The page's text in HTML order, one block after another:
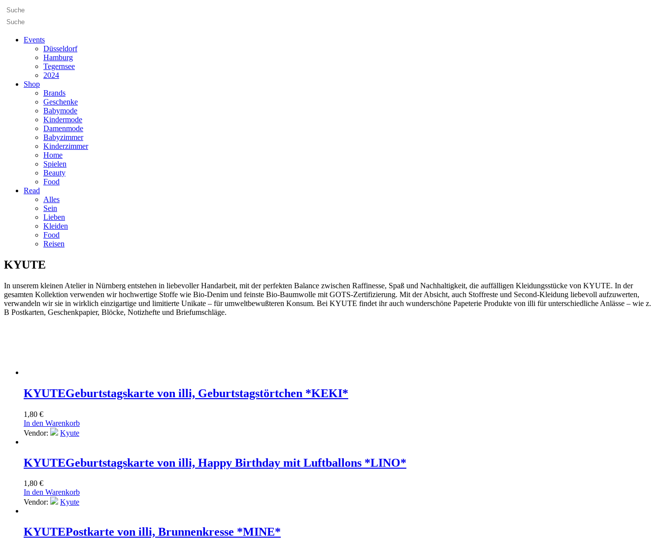
Events
Düsseldorf
Hamburg
Tegernsee
2024
Shop
Brands
Geschenke
Babymode
Kindermode
Damenmode
Babyzimmer
Kinderzimmer
Home
Spielen
Beauty
Food
Read
Alles
Sein
Lieben
Kleiden
Food
Reisen
KYUTE
In unserem kleinen Atelier in Nürnberg entstehen in liebevoller Handarbeit, mit der perfekten Balance zwischen Raffinesse, Spaß und Nachhaltigkeit, die auffälligen Kleidungsstücke von KYUTE. In der
gesamten Kollektion verwenden wir hochwertige Stoffe wie Bio-Denim und feinste Bio-Baumwolle mit GOTS-Zertifizierung. Mit der Absicht, auch Stoffreste und Second-Kleidung liebevoll aufzuwerten,
verwandeln wir sie in wirklich einzigartige und limitierte Unikate – für umweltbewußteren Konsum. Bei KYUTE findet ihr auch wunderschöne Papeterie Produkte von illi für unterschiedliche Anlässe – wie z.
B Postkarten, Geschenkpapier, Blöcke, Notizhefte und Briefumschläge.
KYUTEGeburtstagskarte von illi, Geburtstagstörtchen *KEKI*
1,80 €
In den Warenkorb
Vendor:
Kyute
KYUTEGeburtstagskarte von illi, Happy Birthday mit Luftballons *LINO*
1,80 €
In den Warenkorb
Vendor:
Kyute
KYUTEPostkarte von illi, Brunnenkresse *MINE*